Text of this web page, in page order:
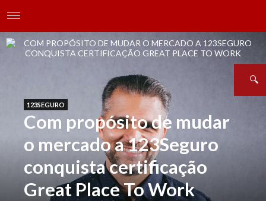
123SEGURO
Com propósito de mudar
o mercado a 123Seguro
conquista certificação
Great Place To Work